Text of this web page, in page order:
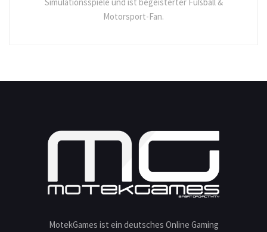
Motorsport-Fan.
MotekGames ist ein deutsches Online Gaming